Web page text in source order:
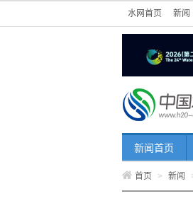
水网首页 新闻
新闻首页
首页 > 新闻